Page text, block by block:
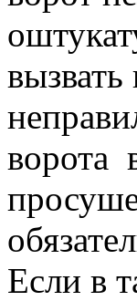
ворота
Если в